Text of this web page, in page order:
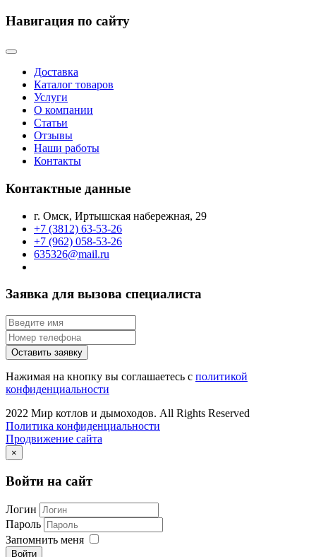
Навигация по сайту
Доставка
Каталог товаров
Услуги
О компании
Статьи
Отзывы
Наши работы
Контакты
Контактные данные
г. Омск, Иртышская набережная, 29
+7 (3812) 63-53-26
+7 (962) 058-53-26
635326@mail.ru
Заявка для вызова специалиста
Оставить заявку
Нажимая на кнопку вы соглашаетесь с политикой
конфиденциальности
2022 Мир котлов и дымоходов. All Rights Reserved
Политика конфиденциальности
Продвижение сайта
×
Войти на сайт
Логин
Пароль
Запомнить меня
Войти